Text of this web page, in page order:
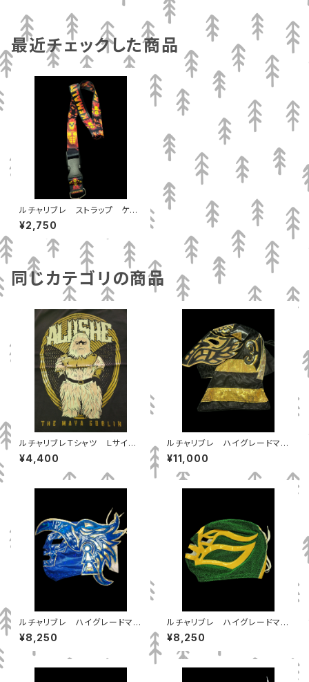
最近チェックした商品
ルチャリブレ ストラップ ケマ
ニート
¥2,750
同じカテゴリの商品
ルチャリブレＴシャツ Ｌサイ
ズ ９９，アルーシェ
¥4,400
ルチャリブレ ハイグレードマス
ク エスフィンへ
¥11,000
ルチャリブレ ハイグレードマス
ク ドクトルワグナーJr
¥8,250
ルチャリブレ ハイグレードマス
ク フィシュマン
¥8,250